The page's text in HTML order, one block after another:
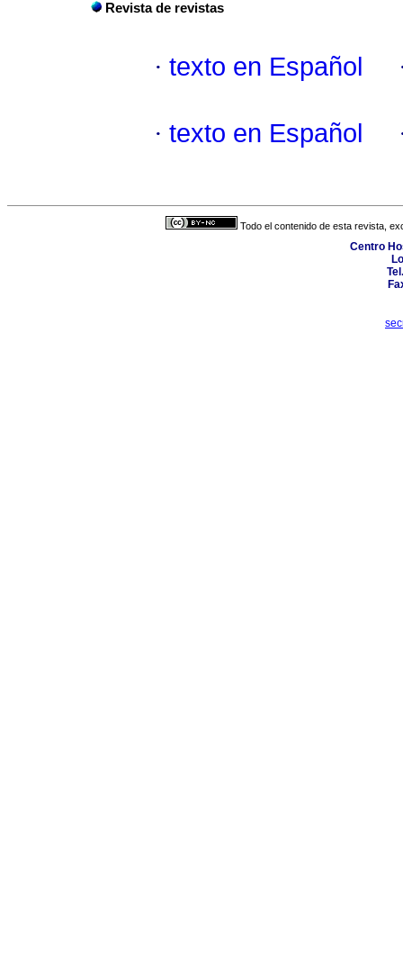
Revista de revistas
· texto en Español
· texto en Español
Todo el contenido de esta revista,
Centro